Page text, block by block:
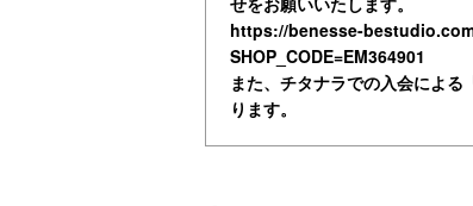
https://benesse-
SHOP_CODE=EM364901
また、チタナラでの入会によ
ります。